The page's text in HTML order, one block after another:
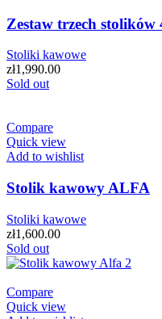
Zestaw trzech stolików
Stoliki kawowe
zł1,990.00
Sold out
Compare
Quick view
Add to wishlist
Stolik kawowy ALFA
Stoliki kawowe
zł1,600.00
Sold out
Compare
Quick view